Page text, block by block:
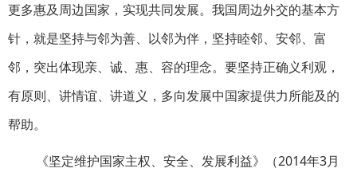
更多惠及周边国家，实现共同发展。我国周边外交的基本方
针，就是坚持与邻为善、以邻为伴，坚持睦邻、安邻、富
邻，突出体现亲、诚、惠、容的理念。要坚持正确义利观，
有原则、讲情谊、讲道义，多向发展中国家提供力所能及的
帮助。
《坚定维护国家主权、安全、发展利益》（2014年3月